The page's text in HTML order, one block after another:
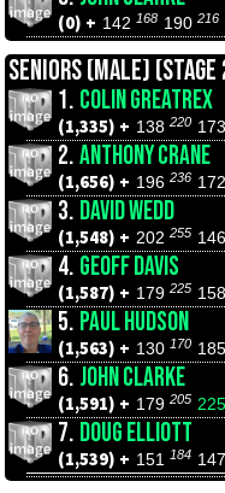
(0) + 142 168 190 216
SENIORS (MALE)
1. COLIN GREATREX
(1,335) + 138 220 173
2.ANTHONY CRANE
(1,656) + 196 236 172
3. DAVID WEDD
(1,548) + 202 255 146
4. GEOFF DAVIS
(1,587) + 179 225 158
5. PAUL HUDSON
(1,563) + 130 170 185
6. JOHN CLARKE
(1,591) + 179 205 225
7. DOUG ELLIOTT
(1,539) + 151 184 147